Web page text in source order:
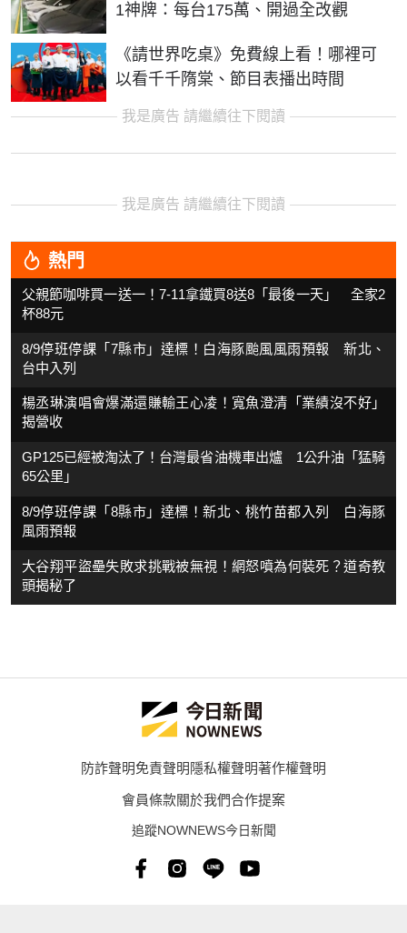
1神牌：每台175萬、開過全改觀
《請世界吃桌》免費線上看！哪裡可
以看千千隋棠、節目表播出時間
我是廣告 請繼續往下閱讀
我是廣告 請繼續往下閱讀
熱門
父親節咖啡買一送一！7-11拿鐵買8送8「最後一天」 全家2
杯88元
8/9停班停課「7縣市」達標！白海豚颱風風雨預報 新北、
台中入列
楊丞琳演唱會爆滿還賺輸王心凌！寬魚澄清「業績沒不好」
揭營收
GP125已經被淘汰了！台灣最省油機車出爐 1公升油「猛騎
65公里」
8/9停班停課「8縣市」達標！新北、桃竹苗都入列 白海豚
風雨預報
大谷翔平盜壘失敗求挑戰被無視！網怒噴為何裝死？道奇教
頭揭秘了
防詐聲明免責聲明隱私權聲明著作權聲明
會員條款關於我們合作提案
追蹤NOWNEWS今日新聞